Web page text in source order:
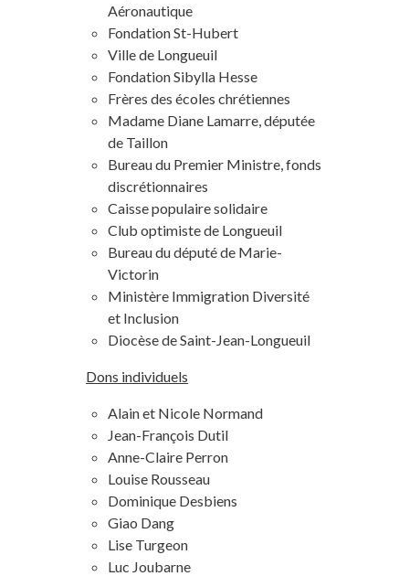
Aéronautique
Fondation St-Hubert
Ville de Longueuil
Fondation Sibylla Hesse
Frères des écoles chrétiennes
Madame Diane Lamarre, députée
de Taillon
Bureau du Premier Ministre, fonds
discrétionnaires
Caisse populaire solidaire
Club optimiste de Longueuil
Bureau du député de Marie-
Victorin
Ministère Immigration Diversité
et Inclusion
Diocèse de Saint-Jean-Longueuil
Dons individuels
Alain et Nicole Normand
Jean-François Dutil
Anne-Claire Perron
Louise Rousseau
Dominique Desbiens
Giao Dang
Lise Turgeon
Luc Joubarne